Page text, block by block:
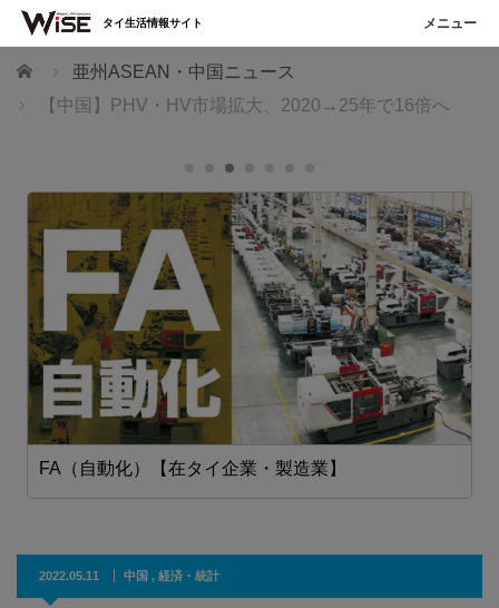
ホーム
亜州ASEAN・中国ニュース
【中国】PHV・HV市場拡大、2020→25年で16倍へ
FA（自動化）【在タイ企業・製造業】
2022.05.11 中国 , 経済・統計
タイ生活情報サイト